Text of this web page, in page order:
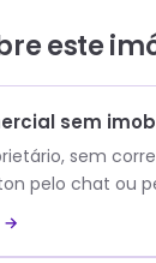
este
sem
sem
pelo chat ou
→